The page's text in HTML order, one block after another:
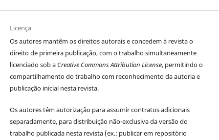
Licença
Os autores mantêm os direitos autorais e concedem à revista o
direito de primeira publicação, com o trabalho simultaneamente
licenciado sob a Creative Commons Attribution License, permitindo o
compartilhamento do trabalho com reconhecimento da autoria e
publicação inicial nesta revista.
Os autores têm autorização para assumir contratos adicionais
separadamente, para distribuição não-exclusiva da versão do
trabalho publicada nesta revista (ex.: publicar em repositório